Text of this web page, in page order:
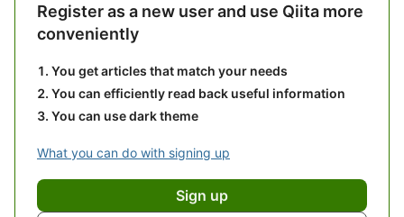
Register as a new user and use Qiita more
conveniently
You get articles that match your needs
You can efficiently read back useful information
You can use dark theme
What you can do with signing up
Sign up